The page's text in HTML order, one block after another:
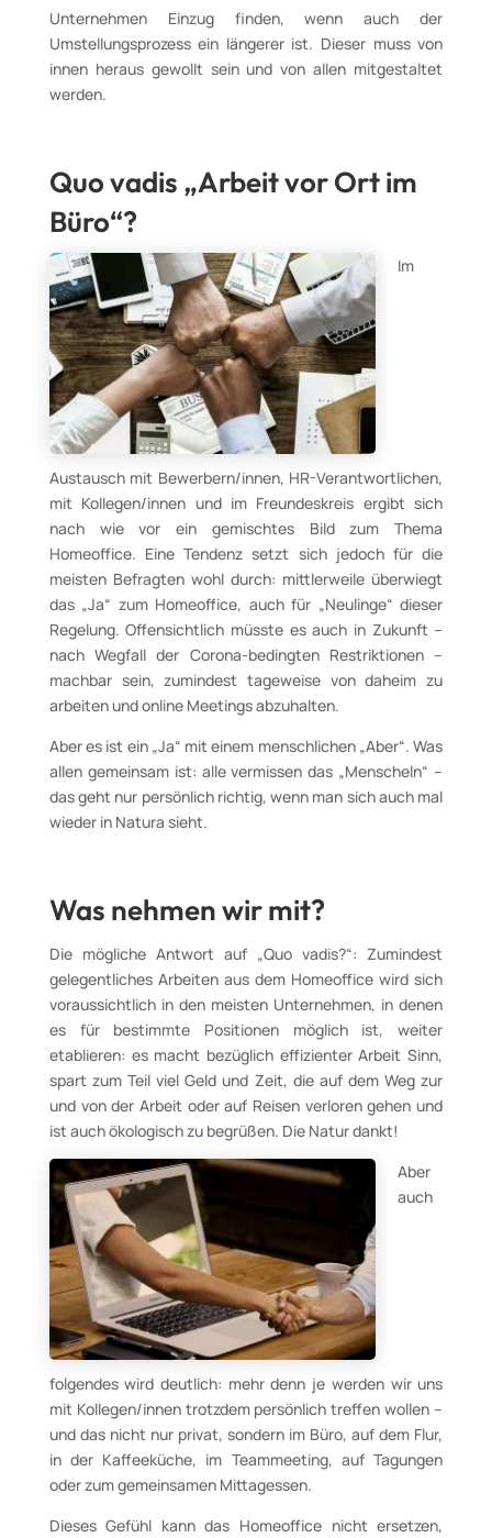
Unternehmen Einzug finden, wenn auch der
Umstellungsprozess ein längerer ist. Dieser muss von
innen heraus gewollt sein und von allen mitgestaltet
werden.
Quo vadis „Arbeit vor Ort im
Büro“?
Im
Austausch mit Bewerbern/innen, HR-Verantwortlichen,
mit Kollegen/innen und im Freundeskreis ergibt sich
nach wie vor ein gemischtes Bild zum Thema
Homeoffice. Eine Tendenz setzt sich jedoch für die
meisten Befragten wohl durch: mittlerweile überwiegt
das „Ja“ zum Homeoffice, auch für „Neulinge“ dieser
Regelung. Offensichtlich müsste es auch in Zukunft –
nach Wegfall der Corona-bedingten Restriktionen –
machbar sein, zumindest tageweise von daheim zu
arbeiten und online Meetings abzuhalten.
Aber es ist ein „Ja“ mit einem menschlichen „Aber“. Was
allen gemeinsam ist: alle vermissen das „Menscheln“ –
das geht nur persönlich richtig, wenn man sich auch mal
wieder in Natura sieht.
Was nehmen wir mit?
Die mögliche Antwort auf „Quo vadis?“: Zumindest
gelegentliches Arbeiten aus dem Homeoffice wird sich
voraussichtlich in den meisten Unternehmen, in denen
es für bestimmte Positionen möglich ist, weiter
etablieren: es macht bezüglich effizienter Arbeit Sinn,
spart zum Teil viel Geld und Zeit, die auf dem Weg zur
und von der Arbeit oder auf Reisen verloren gehen und
ist auch ökologisch zu begrüßen. Die Natur dankt!
Aber
auch
folgendes wird deutlich: mehr denn je werden wir uns
mit Kollegen/innen trotzdem persönlich treffen wollen –
und das nicht nur privat, sondern im Büro, auf dem Flur,
in der Kaffeeküche, im Teammeeting, auf Tagungen
oder zum gemeinsamen Mittagessen.
Dieses Gefühl kann das Homeoffice nicht ersetzen,